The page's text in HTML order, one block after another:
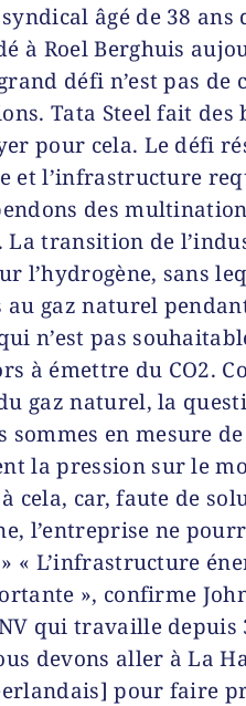
âgé de 38 ans
à Roel Berghuis
défi n’est pas de
Tata Steel fait des
pour cela. Le défi
et l’infrastructure
des
La transition de
l’hydrogène, sans
gaz naturel
n’est pas
à émettre du CO2.
gaz naturel, la
sommes en mesure
la pression sur le
cela, car, faute de
l’entreprise ne
« L’infrastructure
», confirme
qui travaille depuis
devons aller à La
pour faire